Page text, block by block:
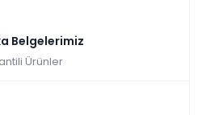
Belgelerimiz
Ürünler